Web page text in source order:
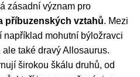
zásadní význam pro
příbuzenských vztahů. Mezi
například mohutní býložravci
také dravý Allosaurus.
širokou škálu druhů, od